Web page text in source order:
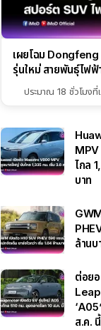
เผยโฉม
รุ่นใหม่ สายพันธุ์ไฟฟ้
ประมาณ 18 ชั่วโมงที่
ไกล
บาท
ล้านบ
ต่อยอ
ส.ค. นี้